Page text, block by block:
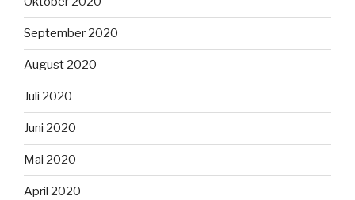
September 2020
August 2020
Juli 2020
Juni 2020
Mai 2020
April 2020